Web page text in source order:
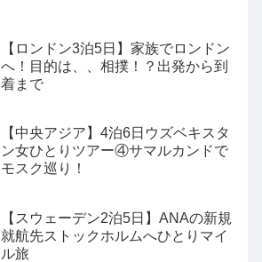
【ロンドン3泊5日】家族でロンドン
へ！目的は、、相撲！？出発から到
着まで
【中央アジア】4泊6日ウズベキスタ
ン女ひとりツアー④サマルカンドで
モスク巡り！
【スウェーデン2泊5日】ANAの新規
就航先ストックホルムへひとりマイ
ル旅